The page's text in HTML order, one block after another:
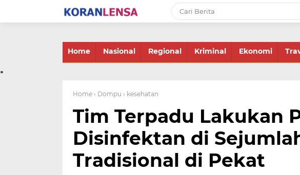
Home Nasional Regional Kriminal Ekonomi
.
Home › Dompu › kesehatan
Tim Terpadu Lakukan
Disinfektan di
Tradisional di Pekat